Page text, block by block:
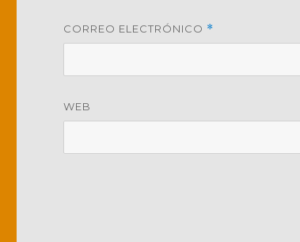
CORREO ELECTRÓNICO *
WEB